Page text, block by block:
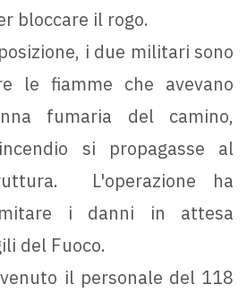
bloccare il rogo.
i due militari sono
le fiamme che avevano
fumaria del camino,
si propagasse al
L'operazione ha
i danni in attesa
del Fuoco.
il personale del 118